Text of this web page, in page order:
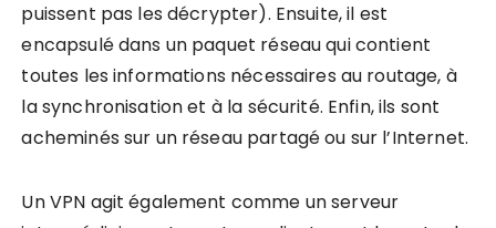
puissent pas les décrypter). Ensuite, il est
encapsulé dans un paquet réseau qui contient
toutes les informations nécessaires au routage, à
la synchronisation et à la sécurité. Enfin, ils sont
acheminés sur un réseau partagé ou sur l’Internet.
Un VPN agit également comme un serveur